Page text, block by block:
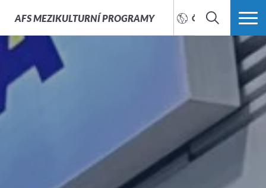
AFSMEZIKULTURNÍ PROGRAMY ČEŠTINA
HLEDAT VÍCE